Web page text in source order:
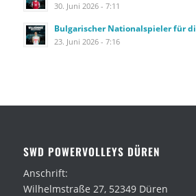
30. Juni 2026 - 7:11
Bulgarischer Nationalspieler für
23. Juni 2026 - 7:16
SWD POWERVOLLEYS DÜREN
Anschrift:
Wilhelmstraße 27, 52349 Düren